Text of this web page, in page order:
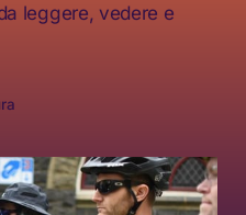
leggere, vedere e